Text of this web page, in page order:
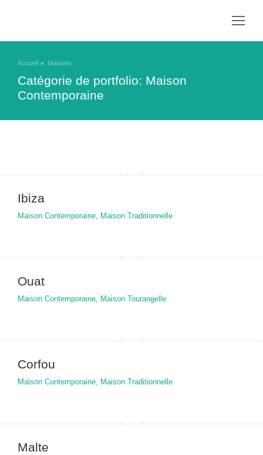
Vous êtes ici :
Accueil Maisons
Catégorie de portfolio: Maison
Contemporaine
Ibiza
Maison Contemporaine, Maison Traditionnelle
Ouat
Maison Contemporaine, Maison Tourangelle
Corfou
Maison Contemporaine, Maison Traditionnelle
Malte